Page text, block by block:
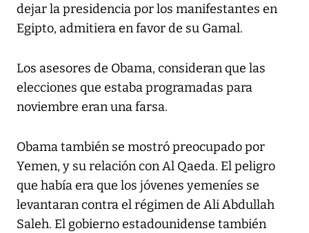
dejar la presidencia por los manifestantes en
Egipto, admitiera en favor de su Gamal.
Los asesores de Obama, consideran que las
elecciones que estaba programadas para
noviembre eran una farsa.
Obama también se mostró preocupado por
Yemen, y su relación con Al Qaeda. El peligro
que había era que los jóvenes yemeníes se
levantaran contra el régimen de Ali Abdullah
Saleh. El gobierno estadounidense también